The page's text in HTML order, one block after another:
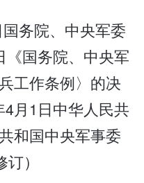
国务院、中央军委
《国务院、中央军
工作条例〉的决
月1日中华人民共
和国中央军事委
）